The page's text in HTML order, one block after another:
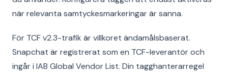
när relevanta samtyckesmarkeringar är sanna.
För TCF v2.3-trafik är villkoret ändamålsbaserat.
Snapchat är registrerat som en TCF-leverantör och
ingår i IAB Global Vendor List. Din tagghanterarregel